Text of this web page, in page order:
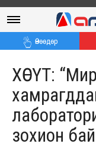
Өнөөдөр
ХӨСҮТ:
зохион